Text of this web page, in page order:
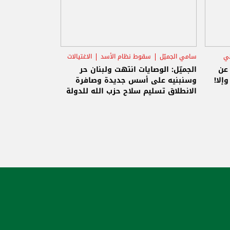
عن
سامي الجميّل سقوط نظام الأسد الاغتيالات
الجميّل: الوصايات انتهت ولبنان حر
وسنبنيه على أسس جديدة وصافرة
الانطلاق تسليم سلاح حزب الله للدولة